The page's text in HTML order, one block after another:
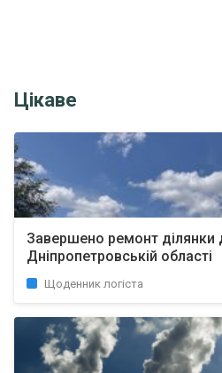
Цікаве
Завершено ремонт ділянки
Дніпропетровській області
Щоденник логіста